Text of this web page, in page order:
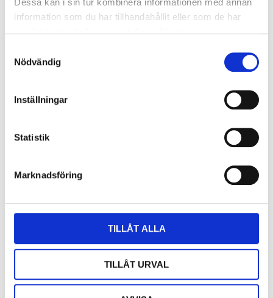
information som du har tillhandahållit eller som de har
Nödvändig
Inställningar
Statistik
Marknadsföring
TILLÅT ALLA
TILLÅT URVAL
Den tysta generationen – hur du